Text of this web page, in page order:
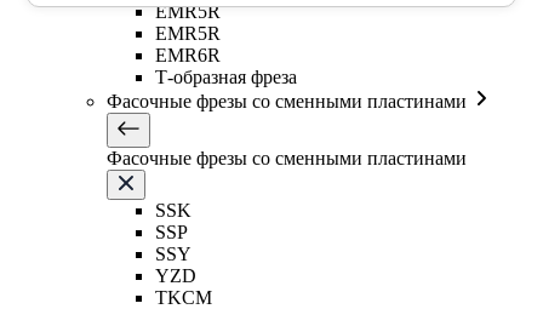
EMR5R
EMR5R
EMR6R
Т-образная фреза
Фасочные фрезы со сменными пластинами
Фасочные фрезы со сменными пластинами
SSK
SSP
SSY
YZD
TKCM